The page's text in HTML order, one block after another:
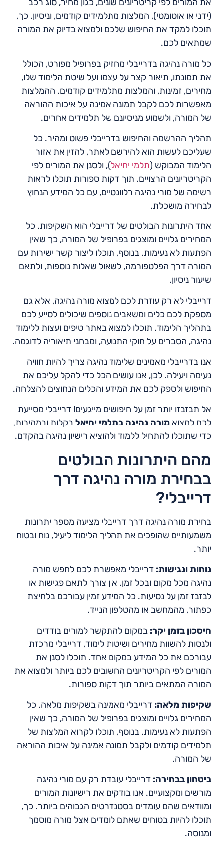
את המורים לפי קריטריונים שונים, כגון מחיר, סוג רכב
(ידני או אוטומטי), המלצות מתלמידים קודמים, וניסיון. כך,
תוכלו למקד את החיפוש שלכם ולמצוא בדיוק את המורה
שמתאים לכם.
כל מורה נהיגה בדרייבלי מחזיק בפרופיל מפורט, הכולל
את תמונתו, תיאור קצר על עצמו ועל שיטת הלימוד שלו,
מחירים, זמינות, והמלצות מתלמידים קודמים. ההמלצות
מאפשרות לכם לקבל תמונה אמינה על איכות ההוראה
של המורה, ולשמוע מניסיונם של תלמידים אחרים.
תהליך ההרשמה והחיפוש בדרייבלי פשוט ומהיר. כל
שעליכם לעשות הוא להירשם לאתר, להזין את אזור
הלימוד המבוקש (תלמי יחיאל), ולסנן את המורים לפי
הקריטריונים הרצויים. תוך דקות ספורות תוכלו לראות
רשימה של מורי נהיגה רלוונטיים, עם כל המידע הנחוץ
לבחירה מושכלת.
אחד היתרונות הבולטים של דרייבלי הוא השקיפות. כל
המחירים גלויים ומוצגים בפרופיל של המורה, כך שאין
הפתעות לא נעימות. בנוסף, תוכלו ליצור קשר ישירות עם
המורה דרך הפלטפורמה, לשאול שאלות נוספות, ולתאם
שיעור ניסיון.
דרייבלי לא רק עוזרת לכם למצוא מורה נהיגה, אלא גם
מספקת לכם כלים ומשאבים נוספים שיכולים לסייע לכם
בתהליך הלימוד. תוכלו למצוא באתר טיפים ועצות ללימוד
נהיגה, הסברים על חוקי התנועה, ומבחני תיאוריה לדוגמה.
אנו בדרייבלי מאמינים שלימוד נהיגה צריך להיות חוויה
נעימה ויעילה. לכן, אנו עושים הכל כדי להקל עליכם את
החיפוש ולספק לכם את המידע והכלים הנחוצים להצלחה.
אל תבזבזו יותר זמן על חיפושים מייגעים! דרייבלי מסייעת
לכם למצוא מורה נהיגה בתלמי יחיאלבקלות ובמהירות,
כדי שתוכלו להתחיל ללמוד ולהוציא רישיון נהיגה בהקדם.
מהם היתרונות הבולטים
בבחירת מורה נהיגה דרך
דרייבלי?
בחירת מורה נהיגה דרך דרייבלי מציעה מספר יתרונות
משמעותיים שהופכים את תהליך הלימוד ליעיל, נוח ובטוח
יותר.
נוחות ונגישות: דרייבלי מאפשרת לכם לחפש מורה
נהיגה מכל מקום ובכל זמן. אין צורך לתאם פגישות או
לבזבז זמן על נסיעות. כל המידע זמין עבורכם בלחיצת
כפתור, מהמחשב או מהטלפון הנייד.
חיסכון בזמן יקר: במקום להתקשר למורים בודדים
ולנסות להשוות מחירים ושיטות לימוד, דרייבלי מרכזת
עבורכם את כל המידע במקום אחד. תוכלו לסנן את
המורים לפי הקריטריונים החשובים לכם ביותר ולמצוא את
המורה המתאים ביותר תוך דקות ספורות.
שקיפות מלאה: דרייבלי מאמינה בשקיפות מלאה. כל
המחירים גלויים ומוצגים בפרופיל של המורה, כך שאין
הפתעות לא נעימות. בנוסף, תוכלו לקרוא המלצות של
תלמידים קודמים ולקבל תמונה אמינה על איכות ההוראה
של המורה.
ביטחון בבחירה: דרייבלי עובדת רק עם מורי נהיגה
מורשים ומקצועיים. אנו בודקים את רישיונות המורים
ומוודאים שהם עומדים בסטנדרטים הגבוהים ביותר. כך,
תוכלו להיות בטוחים שאתם לומדים אצל מורה מוסמך
ומנוסה.